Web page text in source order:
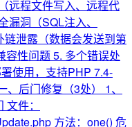
远程文件写入、远程代
洞（SQL注入、
泄露（数据会发送到第
容性问题 5. 多个错误处
使用，支持PHP 7.4-
后门修复（3处） 1、
件：
方法：one() 危